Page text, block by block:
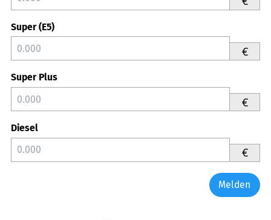
Super (E5)
€
Super Plus
€
Diesel
€
Melden